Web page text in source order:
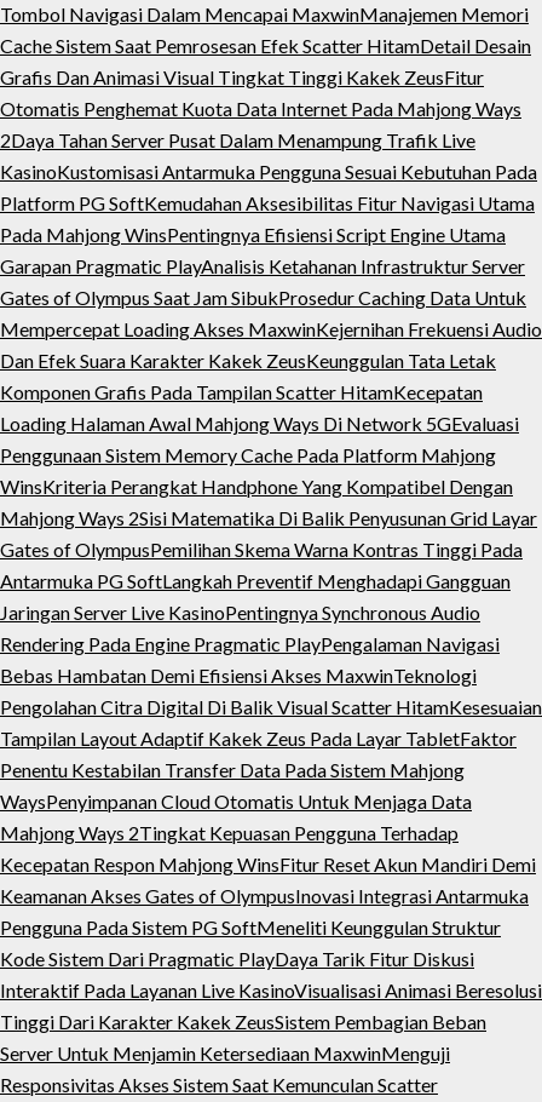
Tombol Navigasi Dalam Mencapai MaxwinManajemen Memori
Cache Sistem Saat Pemrosesan Efek Scatter HitamDetail Desain
Grafis Dan Animasi Visual Tingkat Tinggi Kakek ZeusFitur
Otomatis Penghemat Kuota Data Internet Pada Mahjong Ways
2Daya Tahan Server Pusat Dalam Menampung Trafik Live
KasinoKustomisasi Antarmuka Pengguna Sesuai Kebutuhan Pada
Platform PG SoftKemudahan Aksesibilitas Fitur Navigasi Utama
Pada Mahjong WinsPentingnya Efisiensi Script Engine Utama
Garapan Pragmatic PlayAnalisis Ketahanan Infrastruktur Server
Gates of Olympus Saat Jam SibukProsedur Caching Data Untuk
Mempercepat Loading Akses MaxwinKejernihan Frekuensi Audio
Dan Efek Suara Karakter Kakek ZeusKeunggulan Tata Letak
Komponen Grafis Pada Tampilan Scatter HitamKecepatan
Loading Halaman Awal Mahjong Ways Di Network 5GEvaluasi
Penggunaan Sistem Memory Cache Pada Platform Mahjong
WinsKriteria Perangkat Handphone Yang Kompatibel Dengan
Mahjong Ways 2Sisi Matematika Di Balik Penyusunan Grid Layar
Gates of OlympusPemilihan Skema Warna Kontras Tinggi Pada
Antarmuka PG SoftLangkah Preventif Menghadapi Gangguan
Jaringan Server Live KasinoPentingnya Synchronous Audio
Rendering Pada Engine Pragmatic PlayPengalaman Navigasi
Bebas Hambatan Demi Efisiensi Akses MaxwinTeknologi
Pengolahan Citra Digital Di Balik Visual Scatter HitamKesesuaian
Tampilan Layout Adaptif Kakek Zeus Pada Layar TabletFaktor
Penentu Kestabilan Transfer Data Pada Sistem Mahjong
WaysPenyimpanan Cloud Otomatis Untuk Menjaga Data
Mahjong Ways 2Tingkat Kepuasan Pengguna Terhadap
Kecepatan Respon Mahjong WinsFitur Reset Akun Mandiri Demi
Keamanan Akses Gates of OlympusInovasi Integrasi Antarmuka
Pengguna Pada Sistem PG SoftMeneliti Keunggulan Struktur
Kode Sistem Dari Pragmatic PlayDaya Tarik Fitur Diskusi
Interaktif Pada Layanan Live KasinoVisualisasi Animasi Beresolusi
Tinggi Dari Karakter Kakek ZeusSistem Pembagian Beban
Server Untuk Menjamin Ketersediaan MaxwinMenguji
Responsivitas Akses Sistem Saat Kemunculan Scatter